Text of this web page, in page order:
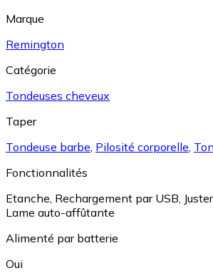
Marque
Remington
Catégorie
Tondeuses cheveux
Taper
Tondeuse barbe, Pilosité corporelle,
Fonctionnalités
Etanche, Rechargement par USB,
Lame auto-affûtante
Alimenté par batterie
Oui